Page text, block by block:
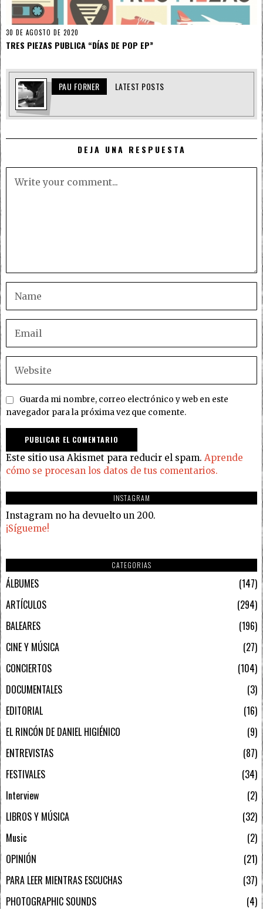
30 DE AGOSTO DE 2020
TRES PIEZAS PUBLICA “DÍAS DE POP EP”
PAU FORNER LATEST POSTS
DEJA UNA RESPUESTA
Guarda mi nombre, correo electrónico y web en este
navegador para la próxima vez que comente.
Este sitio usa Akismet para reducir el spam. Aprende
cómo se procesan los datos de tus comentarios.
INSTAGRAM
Instagram no ha devuelto un 200.
¡Sígueme!
CATEGORIAS
ÁLBUMES
147
ARTÍCULOS
294
BALEARES
196
CINE Y MÚSICA
27
CONCIERTOS
104
DOCUMENTALES
3
EDITORIAL
16
EL RINCÓN DE DANIEL HIGIÉNICO
9
ENTREVISTAS
87
FESTIVALES
34
Interview
2
LIBROS Y MÚSICA
32
Music
2
OPINIÓN
21
PARA LEER MIENTRAS ESCUCHAS
37
PHOTOGRAPHIC SOUNDS
4